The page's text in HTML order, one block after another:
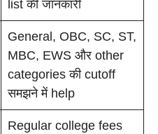
list की जानकारी
General, OBC, SC, ST,
MBC, EWS और other
categories की cutoff
समझने में help
Regular college fees